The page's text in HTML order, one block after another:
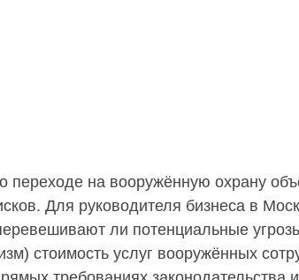
переходе на вооружённую охрану
Для руководителя бизнеса в
ли потенциальные
стоимость услуг вооружённых